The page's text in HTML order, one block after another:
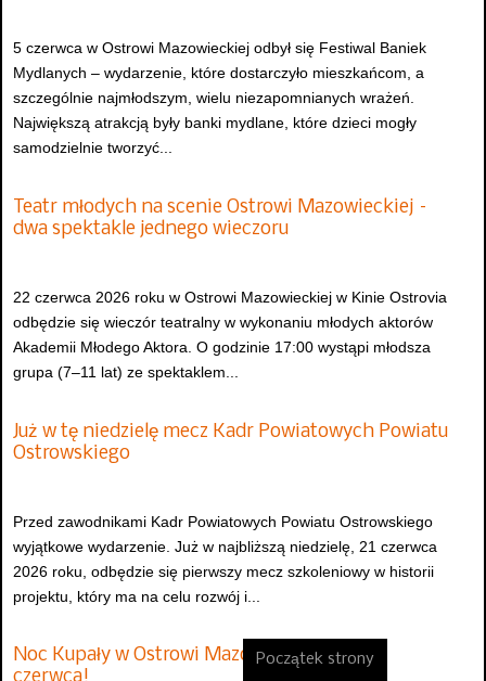
5 czerwca w Ostrowi Mazowieckiej odbył się Festiwal Baniek
Mydlanych – wydarzenie, które dostarczyło mieszkańcom, a
szczególnie najmłodszym, wielu niezapomnianych wrażeń.
Największą atrakcją były banki mydlane, które dzieci mogły
samodzielnie tworzyć...
Teatr młodych na scenie Ostrowi Mazowieckiej –
dwa spektakle jednego wieczoru
22 czerwca 2026 roku w Ostrowi Mazowieckiej w Kinie Ostrovia
odbędzie się wieczór teatralny w wykonaniu młodych aktorów
Akademii Młodego Aktora. O godzinie 17:00 wystąpi młodsza
grupa (7–11 lat) ze spektaklem...
Już w tę niedzielę mecz Kadr Powiatowych Powiatu
Ostrowskiego
Przed zawodnikami Kadr Powiatowych Powiatu Ostrowskiego
wyjątkowe wydarzenie. Już w najbliższą niedzielę, 21 czerwca
2026 roku, odbędzie się pierwszy mecz szkoleniowy w historii
projektu, który ma na celu rozwój i...
Noc Kupały w Ostrowi Mazowieckiej już 20
Początek strony